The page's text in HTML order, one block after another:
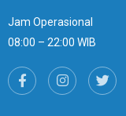
Jam Operasional
08:00 – 22:00 WIB